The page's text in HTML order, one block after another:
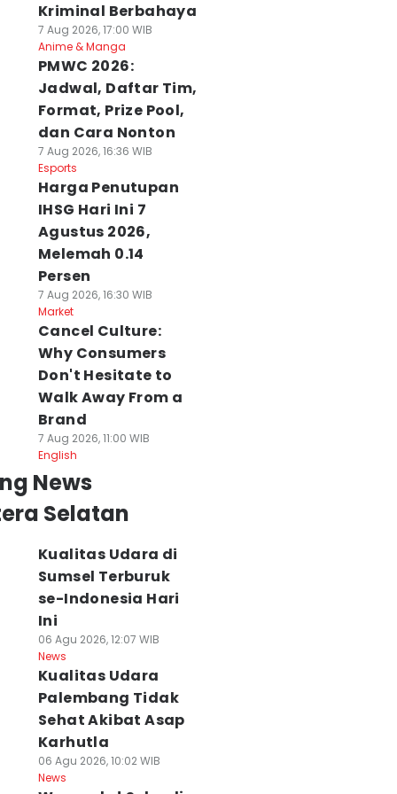
Kriminal Berbahaya
7 Aug 2026, 17:00 WIB
Anime & Manga
PMWC 2026:
Jadwal, Daftar Tim,
Format, Prize Pool,
dan Cara Nonton
7 Aug 2026, 16:36 WIB
Esports
Harga Penutupan
IHSG Hari Ini 7
Agustus 2026,
Melemah 0.14
Persen
7 Aug 2026, 16:30 WIB
Market
Cancel Culture:
Why Consumers
Don't Hesitate to
Walk Away From a
Brand
7 Aug 2026, 11:00 WIB
English
News
Selatan
Kualitas Udara di
Sumsel Terburuk
se-Indonesia Hari
Ini
06 Agu 2026, 12:07 WIB
News
Kualitas Udara
Palembang Tidak
Sehat Akibat Asap
Karhutla
06 Agu 2026, 10:02 WIB
News